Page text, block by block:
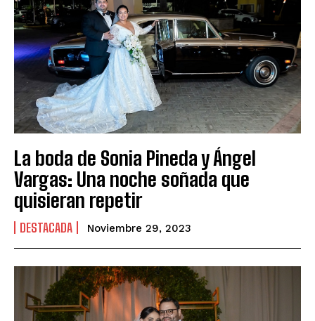
La boda de Sonia Pineda y Ángel
Vargas: Una noche soñada que
quisieran repetir
DESTACADA Noviembre 29, 2023